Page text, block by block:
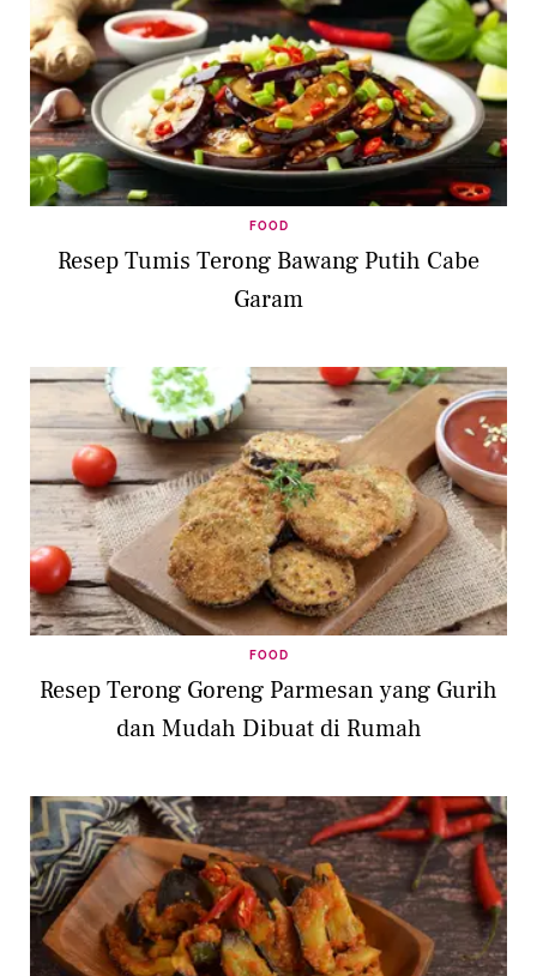
FOOD
Resep Tumis Terong Bawang Putih Cabe
Garam
FOOD
Resep Terong Goreng Parmesan yang Gurih
dan Mudah Dibuat di Rumah